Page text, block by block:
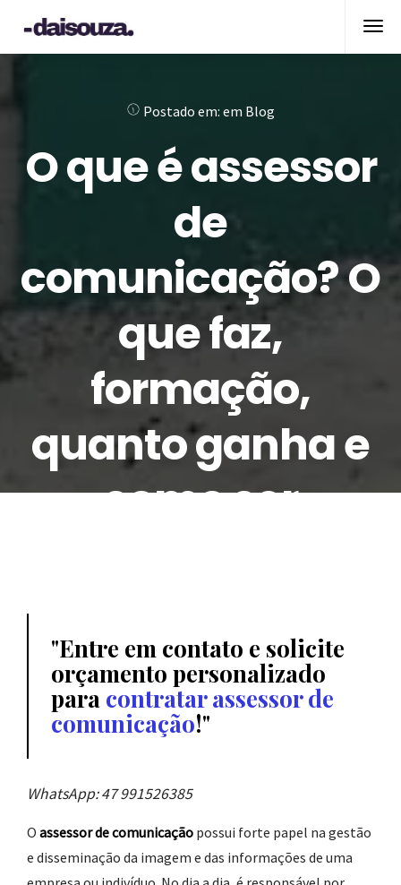
Postado em: em Blog
O que é assessor
de
comunicação? O
que faz,
formação,
quanto ganha e
como ser
Entre em contato e solicite
orçamento personalizado
para contratar assessor de
comunicação!
WhatsApp: 47 991526385
O assessor de comunicação possui forte papel na gestão
e disseminação da imagem e das informações de uma